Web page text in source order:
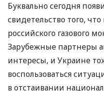
Буквально сегодня
свидетельство того,
российского газового
Зарубежные партнеры
интересы, и Украине
воспользоваться
в отстаивании